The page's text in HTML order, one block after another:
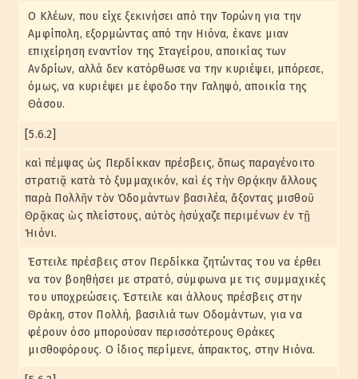
Ο Κλέων, που είχε ξεκινήσει από την Τορώνη για την
Αμφίπολη, εξορμώντας από την Ηιόνα, έκανε μιαν
επιχείρηση εναντίον της Σταγείρου, αποικίας των
Ανδρίων, αλλά δεν κατόρθωσε να την κυριέψει, μπόρεσε,
όμως, να κυριέψει με έφοδο την Γαληψό, αποικία της
Θάσου.
[5.6.2]
καὶ πέμψας ὡς Περδίκκαν πρέσβεις, ὅπως παραγένοιτο
στρατιᾷ κατὰ τὸ ξυμμαχικόν, καὶ ἐς τὴν Θρᾴκην ἄλλους
παρὰ Πολλῆν τὸν Ὀδομάντων βασιλέα, ἄξοντας μισθοῦ
Θρᾷκας ὡς πλείστους, αὐτὸς ἡσύχαζε περιμένων ἐν τῇ
Ἠιόνι.
Έστειλε πρέσβεις στον Περδίκκα ζητώντας του να έρθει
να τον βοηθήσει με στρατό, σύμφωνα με τις συμμαχικές
του υποχρεώσεις. Έστειλε και άλλους πρέσβεις στην
Θράκη, στον Πολλή, βασιλιά των Οδομάντων, για να
φέρουν όσο μπορούσαν περισσότερους Θράκες
μισθοφόρους. Ο ίδιος περίμενε, άπρακτος, στην Ηιόνα.